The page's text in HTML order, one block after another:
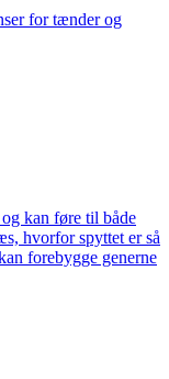
for tænder og
kan føre til både
hvorfor spyttet er så
forebygge generne